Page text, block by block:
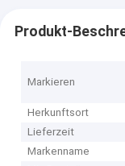
Produkt-
Markieren
Herkunftsort
Lieferzeit
Markenname